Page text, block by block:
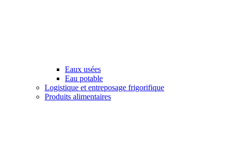
Eaux usées
Eau potable
Logistique et entreposage frigorifique
Produits alimentaires